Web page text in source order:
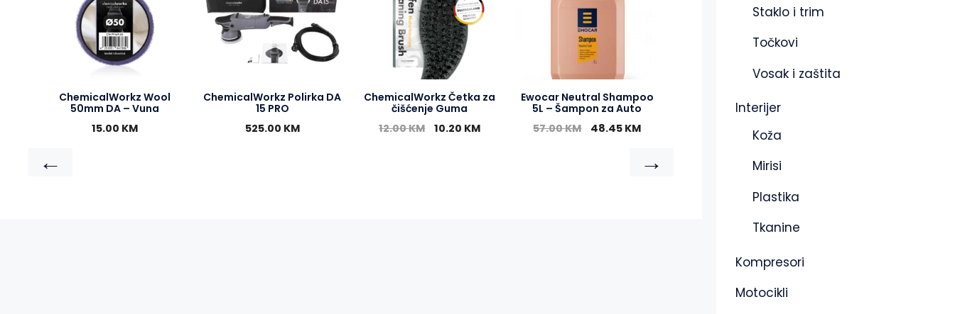
ChemicalWorkz Wool
50mm DA – Vuna
15.00 KM
ChemicalWorkz Polirka DA
15 PRO
525.00 KM
ChemicalWorkz Četka za
čišćenje Guma
12.00KM 10.20 KM
Ewocar Neutral Shampoo
5L – Šampon za Auto
57.00KM 48.45 KM
← →
Staklo i trim
Točkovi
Vosak i zaštita
Interijer
Koža
Mirisi
Plastika
Tkanine
Kompresori
Motocikli